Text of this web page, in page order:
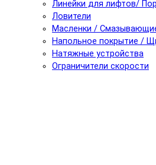
Линейки для лифтов/
Ловители
Масленки /
Напольное покрытие /
Натяжные устройства
Ограничители скорости